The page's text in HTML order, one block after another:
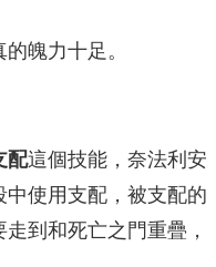
魄力十足。
配這個技能，奈法利安
使用支配，被支配的
到和死亡之門重疊，